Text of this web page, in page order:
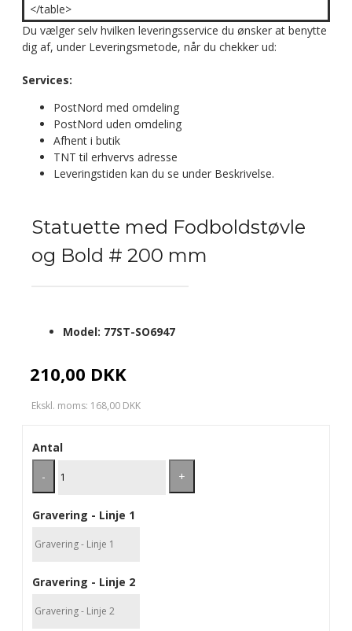
</table>
Du vælger selv hvilken leveringsservice du ønsker at benytte
dig af, under Leveringsmetode, når du chekker ud:
Services:
PostNord med omdeling
PostNord uden omdeling
Afhent i butik
TNT til erhvervs adresse
Leveringstiden kan du se under Beskrivelse.
Statuette med Fodboldstøvle
og Bold # 200 mm
210,00 DKK
Ekskl. moms: 168,00 DKK
Model: 77ST-SO6947
Antal
-
+
Gravering - Linje 1
Gravering - Linje 2